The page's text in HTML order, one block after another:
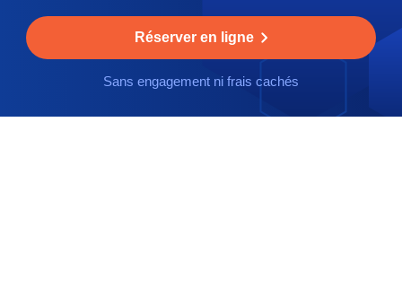
Réserver en ligne
Sans engagement ni frais cachés